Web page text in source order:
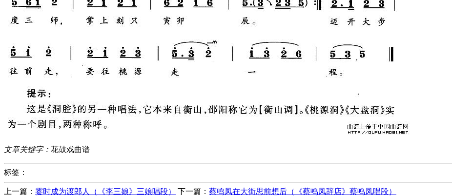
文章关键字： 花鼓戏曲谱
标签：
上一篇： 霎时成为渡郎人（《李三娘》三娘唱段） 下一篇： 蔡鸣凤在大街思前想后（《蔡鸣凤辞店》蔡鸣凤唱段）